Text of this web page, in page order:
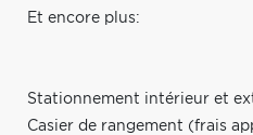
Et encore plus:
Stationnement intérieur et
Casier de rangement (frais